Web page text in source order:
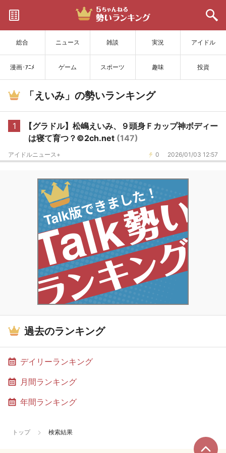
総合 ニュース 雑談 実況 アイドル
漫画･ｱﾆﾒ ゲーム スポーツ 趣味 投資
サイトを更新
「えいみ」の勢いランキング
1
【グラドル】松嶋えいみ、９頭身Ｆカップ神ボディー
は寝て育つ？©2ch.net (147)
0 2026/01/03 12:57
アイドルニュース+
過去のランキング
デイリーランキング
月間ランキング
年間ランキング
トップ 検索結果